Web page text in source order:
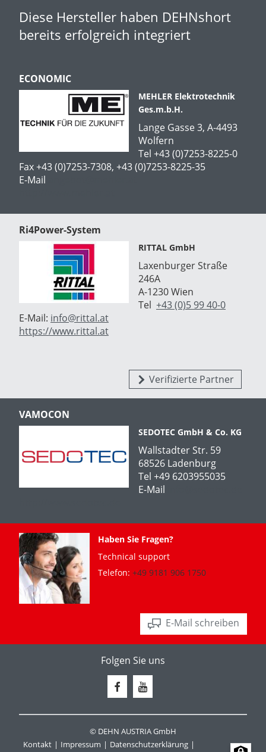
Diese Hersteller haben DEHNshort
bereits erfolgreich integriert
ECONOMIC
MEHLER Elektrotechnik
Ges.m.b.H.
Lange Gasse 3, A-4493
Wolfern
Tel +43 (0)7253-8225-0
Fax +43 (0)7253-7308, +43 (0)7253-8225-35
E-Mail
Ri4Power-System
RITTAL GmbH
Laxenburger Straße
246A
A-1230 Wien
Tel +43 (0)5 99 40-0
E-Mail: info@rittal.at
https://www.rittal.at
Verifizierte Partner
VAMOCON
SEDOTEC GmbH & Co. KG
Wallstadter Str. 59
68526 Ladenburg
Tel +49 6203955035
E-Mail
Haben Sie Fragen?
Technical support
Telefon: +49 9181 906 1750
E-Mail schreiben
Kontakt Impressum Datenschutzerklärung
© DEHN AUSTRIA GmbH
Folgen Sie uns